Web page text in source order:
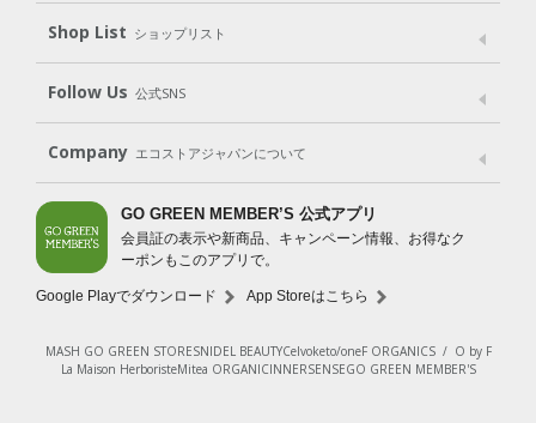
Gift set
Shop List ショップリスト
Shop List
Follow Us 公式SNS
LINE＠ Instagram Facebook
Company エコストアジャパンについて
会社案内 ご利用規約
プライバシーポリシー
特定商取引法に基づく表示
免責事項
法人会員サービス
New Zealand Site
GO GREEN MEMBER’S 公式アプリ
会員証の表示や新商品、キャンペーン情報、お得なク
ーポンもこのアプリで。
Google Playでダウンロード App Storeはこちら
MASH GO GREEN STORESNIDEL BEAUTYCelvoketo/oneF ORGANICS/ O by F
La Maison HerboristeMitea ORGANICINNERSENSEGO GREEN MEMBER'S